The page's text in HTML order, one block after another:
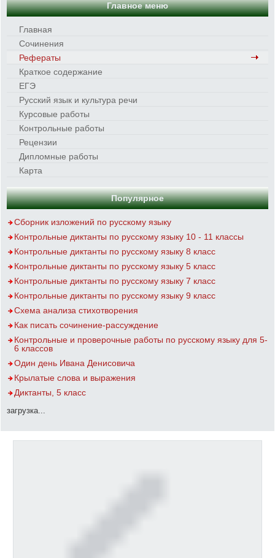
Главное меню
Главная
Сочинения
Рефераты
Краткое содержание
ЕГЭ
Русский язык и культура речи
Курсовые работы
Контрольные работы
Рецензии
Дипломные работы
Карта
Популярное
Сборник изложений по русскому языку
Контрольные диктанты по русскому языку 10 - 11 классы
Контрольные диктанты по русскому языку 8 класс
Контрольные диктанты по русскому языку 5 класс
Контрольные диктанты по русскому языку 7 класс
Контрольные диктанты по русскому языку 9 класс
Схема анализа стихотворения
Как писать сочинение-рассуждение
Контрольные и проверочные работы по русскому языку для 5-
6 классов
Один день Ивана Денисовича
Крылатые слова и выражения
Диктанты, 5 класс
загрузка...